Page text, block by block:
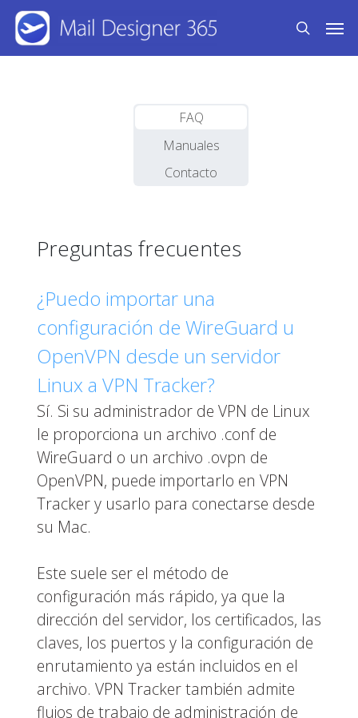
Skip
main
search
FAQ
Manuales
Contacto
Preguntas frecuentes
¿Puedo importar una
configuración de WireGuard u
OpenVPN desde un servidor
Linux a VPN Tracker?
Sí. Si su administrador de VPN de Linux
le proporciona un archivo .conf de
WireGuard o un archivo .ovpn de
OpenVPN, puede importarlo en VPN
Tracker y usarlo para conectarse desde
su Mac.
Este suele ser el método de
configuración más rápido, ya que la
dirección del servidor, los certificados, las
claves, los puertos y la configuración de
enrutamiento ya están incluidos en el
archivo. VPN Tracker también admite
flujos de trabajo de administración de